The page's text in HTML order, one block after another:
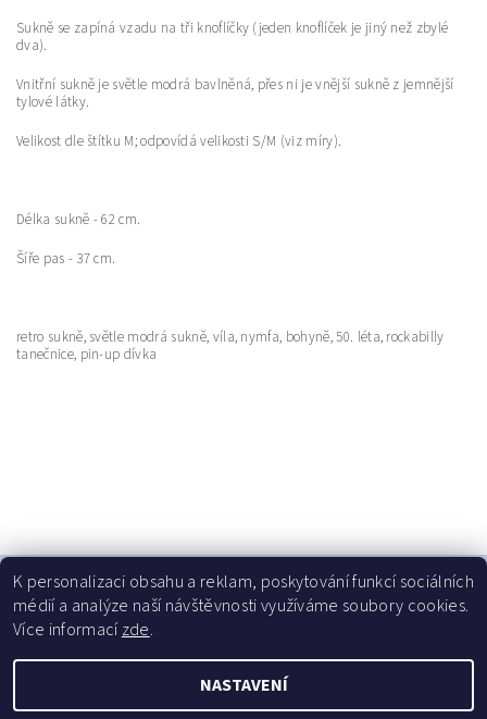
Sukně se zapíná vzadu na tři knoflíčky (jeden knoflíček je jiný než zbylé
dva).
Vnitřní sukně je světle modrá bavlněná, přes ni je vnější sukně z jemnější
tylové látky.
Velikost dle štítku M; odpovídá velikosti S/M (viz míry).
Délka sukně - 62 cm.
Šíře pas - 37 cm.
retro sukně, světle modrá sukně, víla, nymfa, bohyně, 50. léta, rockabilly
tanečnice, pin-up dívka
2026 © Dressalia, všechna práva vyhrazenaUpravit nastavení cookies
K personalizaci obsahu a reklam, poskytování funkcí sociálních
médií a analýze naší návštěvnosti využíváme soubory cookies.
Více informacízde.
NASTAVENÍ